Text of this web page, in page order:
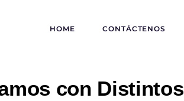
HOME CONTÁCTENOS
con Distintos